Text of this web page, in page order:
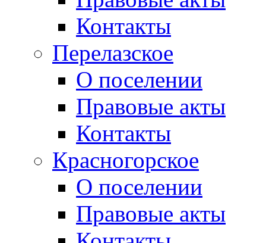
Контакты
Перелазское
О поселении
Правовые акты
Контакты
Красногорское
О поселении
Правовые акты